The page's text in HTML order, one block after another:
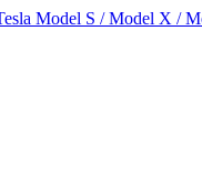
Model S / Model X /